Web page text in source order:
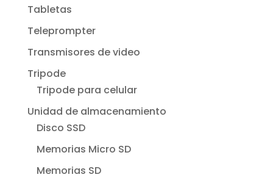
Tabletas
Teleprompter
Transmisores de video
Tripode
Tripode para celular
Unidad de almacenamiento
Disco SSD
Memorias Micro SD
Memorias SD